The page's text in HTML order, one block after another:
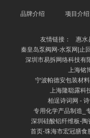
品牌介绍 项目介绍
友情链接：
惠水
秦皇岛泵阀网-水泵网|止
深圳市易拆网络科技有
上海铭
宁波帕德安包装材
上海隆聪露科
柏逞诗词网 -
专用化学产品制造_
深圳硅酸铝纤维板-
首页-珠海市宏冠膳食